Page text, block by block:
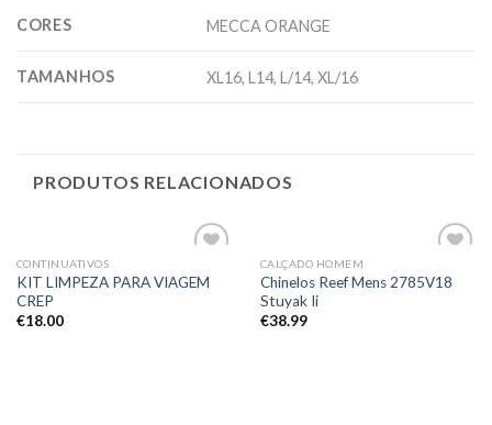
CORES MECCA ORANGE
TAMANHOS XL16, L14, L/14, XL/16
PRODUTOS RELACIONADOS
aos meus
CONTINUATIVOS
KIT LIMPEZA PARA VIAGEM
CREP
€18.00
aos meus
CALÇADO HOMEM
Chinelos Reef Mens 2785V18
Stuyak Ii
€38.99